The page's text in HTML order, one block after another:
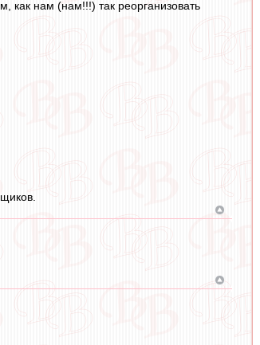
как нам (нам!!!) так реорганизовать